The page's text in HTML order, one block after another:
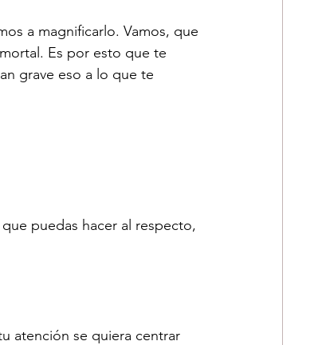
a magnificarlo. Vamos, que
Es por esto que te
grave eso a lo que te
puedas hacer al respecto,
atención se quiera centrar